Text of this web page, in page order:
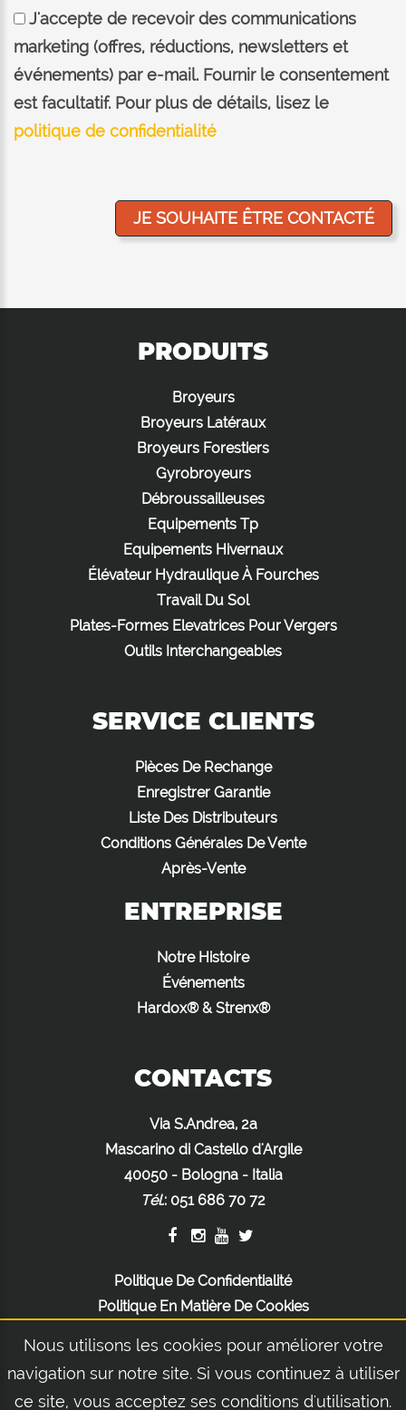
J'accepte de recevoir des communications
marketing (offres, réductions, newsletters et
événements) par e-mail. Fournir le consentement
est facultatif. Pour plus de détails, lisez le
politique de confidentialité
PRODUITS
Broyeurs
Broyeurs Latéraux
Broyeurs Forestiers
Gyrobroyeurs
Débroussailleuses
Equipements Tp
Equipements Hivernaux
Élévateur Hydraulique À Fourches
Travail Du Sol
Plates-Formes Elevatrices Pour Vergers
Outils Interchangeables
SERVICE CLIENTS
Pièces De Rechange
Enregistrer Garantie
Liste Des Distributeurs
Conditions Générales De Vente
Après-Vente
ENTREPRISE
Notre Histoire
Événements
Hardox® & Strenx®
CONTACTS
Via S.Andrea, 2a
Mascarino di Castello d'Argile
40050 - Bologna - Italia
Tél.: 051 686 70 72
Politique De Confidentialité
Politique En Matière De Cookies
© 2026 Orsi Group S.r.l. | Via S.Andrea, 2a - Mascarino di Castello d'Argile 40050 -
Nous utilisons les cookies pour améliorer votre
navigation sur notre site. Si vous continuez à utiliser
ce site, vous acceptez ses conditions d'utilisation.